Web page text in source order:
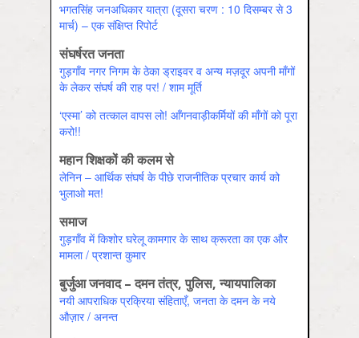
भगतसिंह जनअधिकार यात्रा (दूसरा चरण : 10 दिसम्बर से 3
मार्च) – एक संक्षिप्त रिपोर्ट
संघर्षरत जनता
गुड़गाँव नगर निगम के ठेका ड्राइवर व अन्य मज़दूर अपनी माँगों
के लेकर संघर्ष की राह पर! / शाम मूर्ति
‘एस्मा’ को तत्काल वापस लो! आँगनवाड़ीकर्मियों की माँगों को पूरा
करो!!
महान शिक्षकों की कलम से
लेनिन – आर्थिक संघर्ष के पीछे राजनीतिक प्रचार कार्य को
भुलाओ मत!
समाज
गुड़गाँव में किशोर घरेलू कामगार के साथ क्रूरता का एक और
मामला / प्रशान्त कुमार
बुर्जुआ जनवाद – दमन तंत्र, पुलिस, न्यायपालिका
नयी आपराधिक प्रक्रिया संहिताएँ, जनता के दमन के नये
औज़ार / अनन्‍त